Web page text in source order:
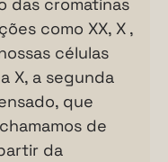
das cromatinas
como XX, X ,
células
X, a segunda
que
de
da